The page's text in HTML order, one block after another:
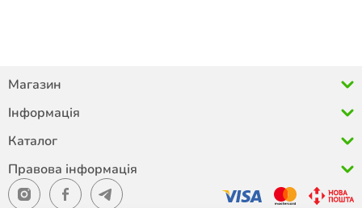
Магазин
Інформація
Каталог
Правова інформація